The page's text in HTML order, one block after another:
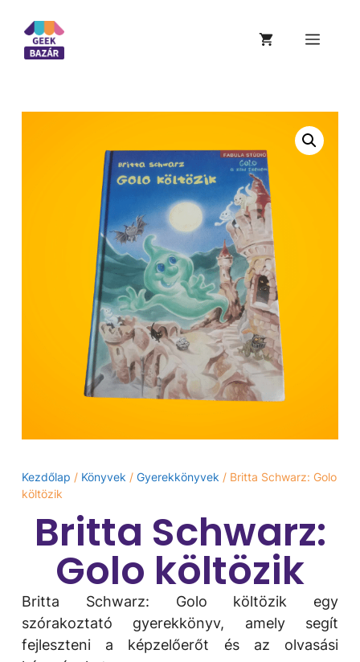
Kezdőlap / Könyvek / Gyerekkönyvek / Britta Schwarz: Golo
​költözik
Britta Schwarz:
Golo ​költözik
Britta Schwarz: Golo ​költözik egy
szórakoztató gyerekkönyv, amely segít
fejleszteni a képzelőerőt és az olvasási